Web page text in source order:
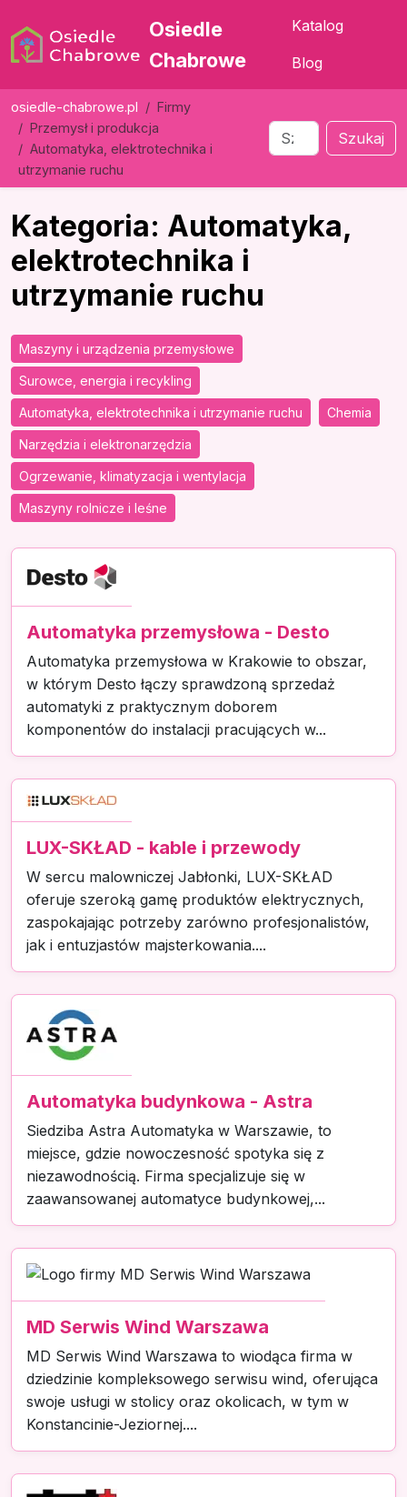
Osiedle
Chabrowe
Katalog
Blog
osiedle-chabrowe.pl
Firmy
Przemysł i produkcja
Automatyka, elektrotechnika i
utrzymanie ruchu
Szukaj
Kategoria: Automatyka,
elektrotechnika i
utrzymanie ruchu
Maszyny i urządzenia przemysłowe
Surowce, energia i recykling
Automatyka, elektrotechnika i utrzymanie ruchu Chemia
Narzędzia i elektronarzędzia
Ogrzewanie, klimatyzacja i wentylacja
Maszyny rolnicze i leśne
Automatyka przemysłowa - Desto
Automatyka przemysłowa w Krakowie to obszar,
w którym Desto łączy sprawdzoną sprzedaż
automatyki z praktycznym doborem
komponentów do instalacji pracujących w...
LUX-SKŁAD - kable i przewody
W sercu malowniczej Jabłonki, LUX-SKŁAD
oferuje szeroką gamę produktów elektrycznych,
zaspokajając potrzeby zarówno profesjonalistów,
jak i entuzjastów majsterkowania....
Automatyka budynkowa - Astra
Siedziba Astra Automatyka w Warszawie, to
miejsce, gdzie nowoczesność spotyka się z
niezawodnością. Firma specjalizuje się w
zaawansowanej automatyce budynkowej,...
MD Serwis Wind Warszawa
MD Serwis Wind Warszawa to wiodąca firma w
dziedzinie kompleksowego serwisu wind, oferująca
swoje usługi w stolicy oraz okolicach, w tym w
Konstancinie-Jeziornej....